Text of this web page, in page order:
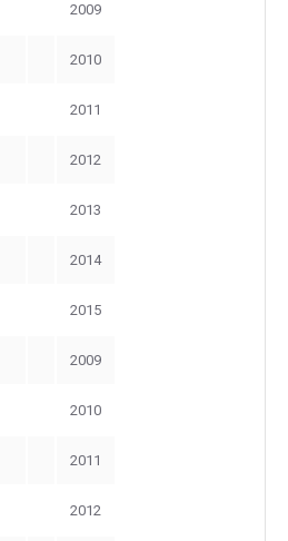
2009
2010
2011
2012
2013
2014
2015
2009
2010
2011
2012